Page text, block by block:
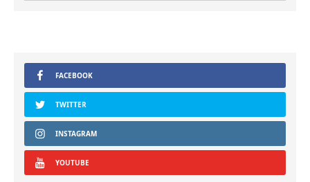
FACEBOOK
TWITTER
INSTAGRAM
YOUTUBE